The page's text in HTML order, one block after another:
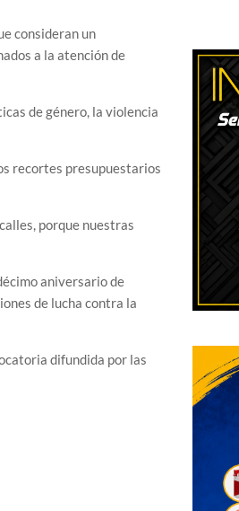
consideran un
a la atención de
de género, la violencia
recortes presupuestarios
porque nuestras
aniversario de
de lucha contra la
difundida por las